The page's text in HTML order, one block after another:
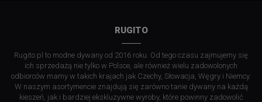
RUGITO
Rugito.pl to modne dywany od 2016 roku. Od tego czasu zajmujemy się
ich sprzedażą nie tylko w Polsce, ale również wielu zadowolonych
odbiorców mamy w takich krajach jak Czechy, Słowacja, Węgry i Niemcy.
W naszym asortymencie znajdują się zarówno tanie dywany na każdą
kieszeń, jak i bardziej ekskluzywne wyroby, które powinny zadowolić